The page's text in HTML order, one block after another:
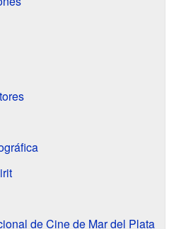
de Cine de Mar del Plata